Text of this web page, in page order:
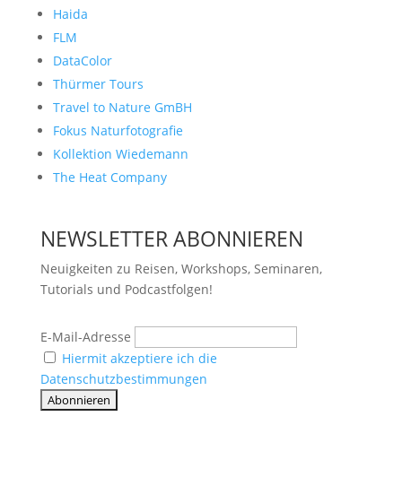
Haida
FLM
DataColor
Thürmer Tours
Travel to Nature GmBH
Fokus Naturfotografie
Kollektion Wiedemann
The Heat Company
NEWSLETTER ABONNIEREN
Neuigkeiten zu Reisen, Workshops, Seminaren,
Tutorials und Podcastfolgen!
E-Mail-Adresse
Hiermit akzeptiere ich die
Datenschutzbestimmungen